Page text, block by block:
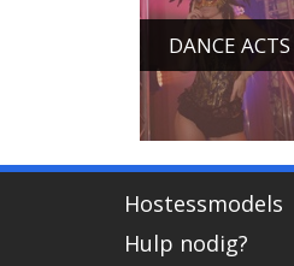
DANCE ACTS
Hostessmodels
Hulp nodig?